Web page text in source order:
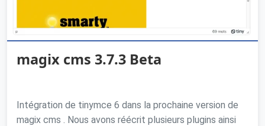
magix cms 3.7.3 Beta
Intégration de tinymce 6 dans la prochaine version de
magix cms . Nous avons réécrit plusieurs plugins ainsi